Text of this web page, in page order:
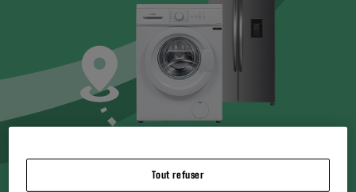
Choisissez un magasin* pour voir les produits
disponibles
Tout refuser